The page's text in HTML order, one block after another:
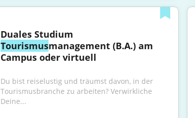
Tourismusmanagement (B.A.) am
Campus oder virtuell
Du bist reiselustig und träumst davon, in der
Tourismusbranche zu arbeiten? Verwirkliche
Deine...